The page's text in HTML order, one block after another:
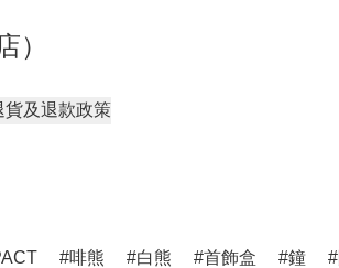
）
貨及退款政策
啡熊 白熊 首飾盒 鐘